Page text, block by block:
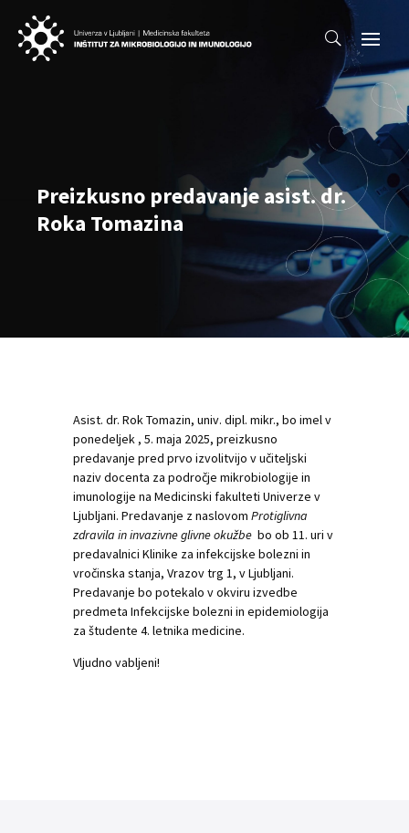
Preizkusno predavanje asist. dr.
Roka Tomazina
Asist. dr. Rok Tomazin, univ. dipl. mikr., bo imel v
ponedeljek , 5. maja 2025, preizkusno
predavanje pred prvo izvolitvijo v učiteljski
naziv docenta za področje mikrobiologije in
imunologije na Medicinski fakulteti Univerze v
Ljubljani. Predavanje z naslovom Protiglivna
zdravila in invazivne glivne okužbe bo ob 11. uri v
predavalnici Klinike za infekcijske bolezni in
vročinska stanja, Vrazov trg 1, v Ljubljani.
Predavanje bo potekalo v okviru izvedbe
predmeta Infekcijske bolezni in epidemiologija
za študente 4. letnika medicine.
Vljudno vabljeni!